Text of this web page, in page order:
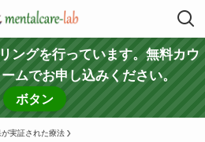
ングを行っています。無料カウ
ムでお申し込みください。
ボタン
実証された療法